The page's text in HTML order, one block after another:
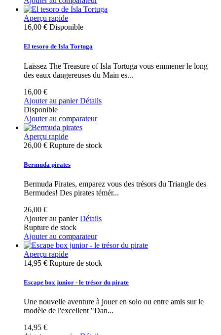
Aperçu rapide
16,00 € Disponible
El tesoro de Isla Tortuga
Laissez The Treasure of Isla Tortuga vous emmener le long
des eaux dangereuses du Main es...
16,00 €
Ajouter au panier Détails
Disponible
Ajouter au comparateur
Aperçu rapide
26,00 € Rupture de stock
Bermuda pirates
Bermuda Pirates, emparez vous des trésors du Triangle des
Bermudes! Des pirates témér...
26,00 €
Ajouter au panier Détails
Rupture de stock
Ajouter au comparateur
Aperçu rapide
14,95 € Rupture de stock
Escape box junior - le trésor du pirate
Une nouvelle aventure à jouer en solo ou entre amis sur le
modèle de l'excellent "Dan...
14,95 €